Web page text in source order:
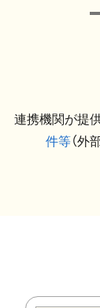
連携機関が提
件等（外